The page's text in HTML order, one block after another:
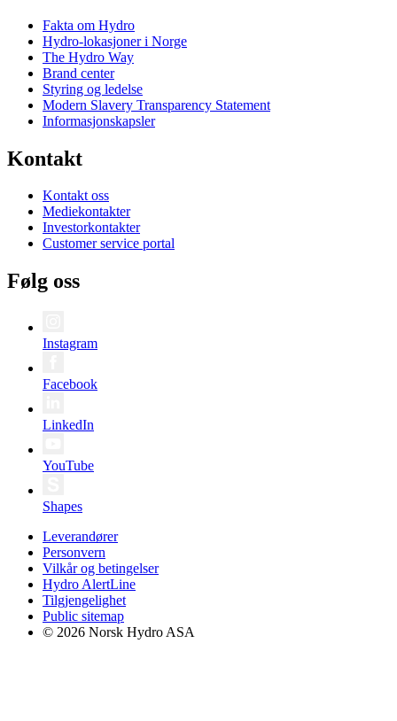
Fakta om Hydro
Hydro-lokasjoner i Norge
The Hydro Way
Brand center
Styring og ledelse
Modern Slavery Transparency Statement
Informasjonskapsler
Kontakt
Kontakt oss
Mediekontakter
Investorkontakter
Customer service portal
Følg oss
Instagram
Facebook
LinkedIn
YouTube
Shapes
Leverandører
Personvern
Vilkår og betingelser
Hydro AlertLine
Tilgjengelighet
Public sitemap
© 2026 Norsk Hydro ASA